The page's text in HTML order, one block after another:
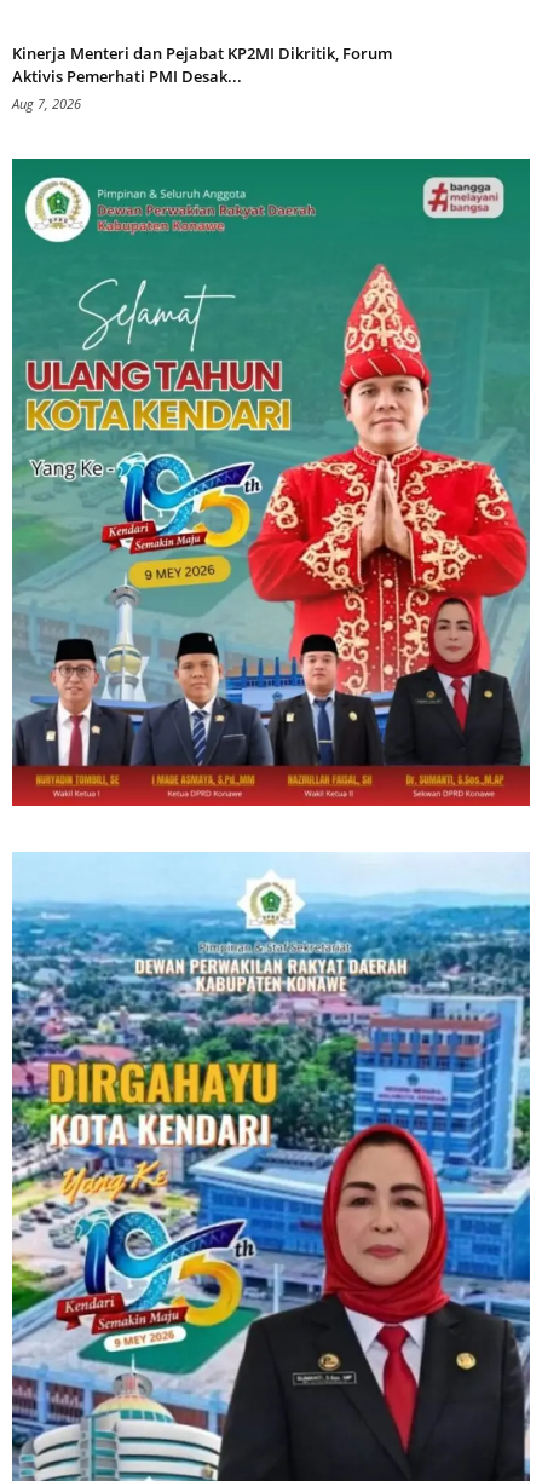
Kinerja Menteri dan Pejabat KP2MI Dikritik, Forum
Aktivis Pemerhati PMI Desak...
Aug 7, 2026